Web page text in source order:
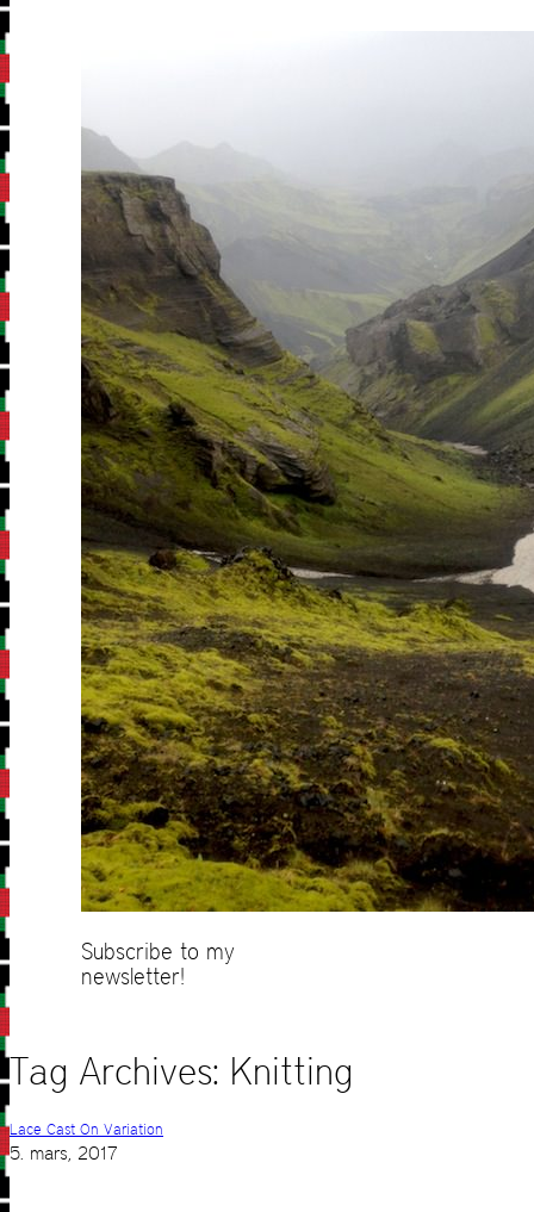
Subscribe to my
newsletter!
Tag Archives: Knitting
Lace Cast On Variation
5. mars, 2017